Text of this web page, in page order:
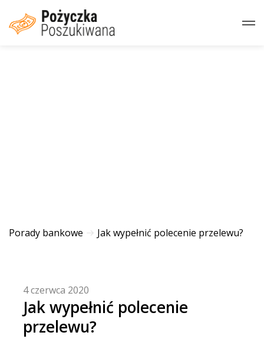
Porady bankowe Jak wypełnić polecenie przelewu?
4 czerwca 2020
Jak wypełnić polecenie
przelewu?